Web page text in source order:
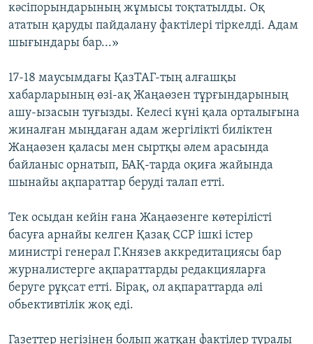
кәсіпорындарының жұмысы тоқтатылды. Оқ
ататын қаруды пайдалану фактілері тіркелді. Адам
шығындары бар...»
17-18 маусымдағы ҚазТАГ-тың алғашқы
хабарларының өзі-ақ Жаңаөзен тұрғындарының
ашу-ызасын туғызды. Келесі күні қала орталығына
жиналған мыңдаған адам жергілікті биліктен
Жаңаөзен қаласы мен сыртқы әлем арасында
байланыс орнатып, БАҚ-тарда оқиға жайында
шынайы ақпараттар беруді талап етті.
Тек осыдан кейін ғана Жаңаөзенге көтерілісті
басуға арнайы келген Қазақ ССР ішкі істер
министрі генерал Г.Князев аккредитациясы бар
журналистерге ақпараттарды редакцияларға
беруге рұқсат етті. Бірақ, ол ақпараттарда әлі
обьективтілік жоқ еді.
Газеттер негізінен болып жатқан фактілер туралы